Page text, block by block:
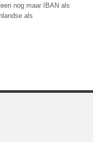
nog maar IBAN als
als